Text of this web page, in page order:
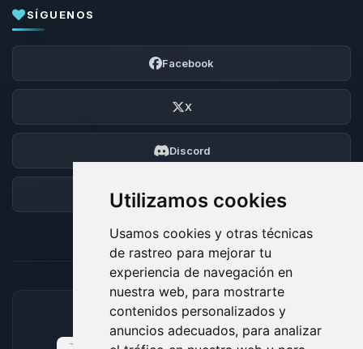
Utilizamos cookies
Usamos cookies y otras técnicas
de rastreo para mejorar tu
experiencia de navegación en
nuestra web, para mostrarte
contenidos personalizados y
anuncios adecuados, para analizar
SÍGUENOS
Facebook
X
Discord
Foro
MÉTODOS DE PAGO ACEPTADOS